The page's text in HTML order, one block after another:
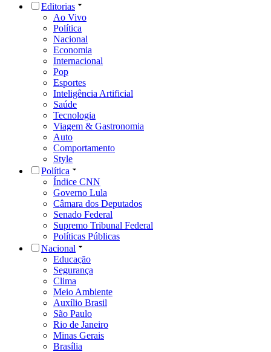
Editorias
Ao Vivo
Política
Nacional
Economia
Internacional
Pop
Esportes
Inteligência Artificial
Saúde
Tecnologia
Viagem & Gastronomia
Auto
Comportamento
Style
Política
Índice CNN
Governo Lula
Câmara dos Deputados
Senado Federal
Supremo Tribunal Federal
Políticas Públicas
Nacional
Educação
Segurança
Clima
Meio Ambiente
Auxílio Brasil
São Paulo
Rio de Janeiro
Minas Gerais
Brasília